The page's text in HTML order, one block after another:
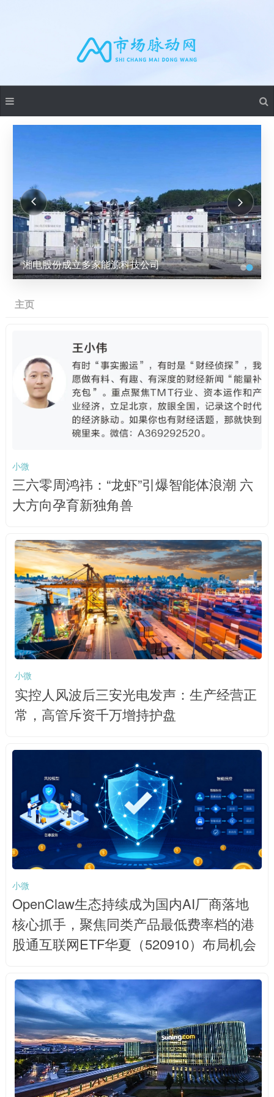
湘电股份成立多家能源科技公司
主页
小微
三六零周鸿祎：“龙虾”引爆智能体浪潮 六
大方向孕育新独角兽
小微
实控人风波后三安光电发声：生产经营正
常，高管斥资千万增持护盘
小微
OpenClaw生态持续成为国内AI厂商落地
核心抓手，聚焦同类产品最低费率档的港
股通互联网ETF华夏（520910）布局机会